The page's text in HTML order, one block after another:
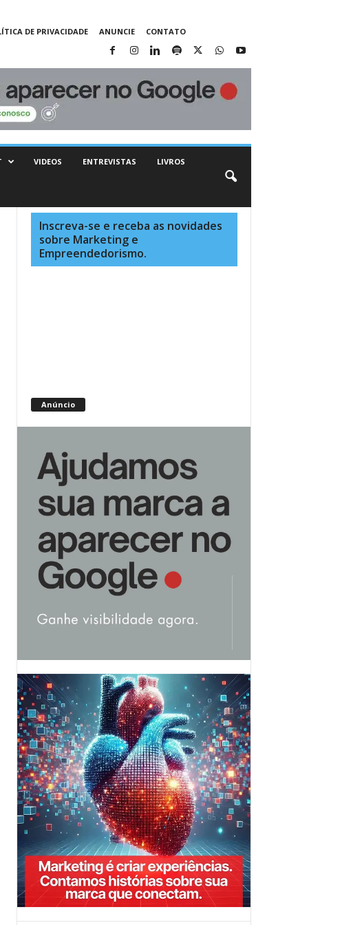
DE PRIVACIDADE ANUNCIE CONTATO
VIDEOS ENTREVISTAS LIVROS
Inscreva-se e receba as novidades
sobre Marketing e
Empreendedorismo.
Anúncio